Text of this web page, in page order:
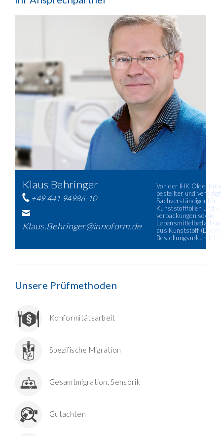
Klaus Behringer
+49 441 94986-10
Klaus.Behringer@innoform.de
Von der IHK
bestellter und
Sachverständiger für
Kunststofffolien und -
verpackungen sowie
aus Kunststoff (
Bestellungsurkunde )
Unsere Prüfmethoden
Konformitätsarbeit
Spezifische Migration
Gesamtmigration, Sensorik
Gutachten